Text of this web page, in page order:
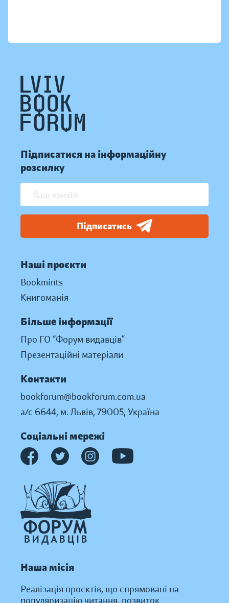
Підписатися на інформаційну
розсилку
Підписатись
Наші проєкти
Bookmints
Книгоманія
Більше інформації
Про ГО “Форум видавців”
Презентаційні матеріали
Контакти
bookforum@bookforum.com.ua
а/с 6644, м. Львів, 79005, Україна
Соціальні мережі
Наша місія
Реалізація проєктів, що спрямовані на
популяризацію читання, розвиток